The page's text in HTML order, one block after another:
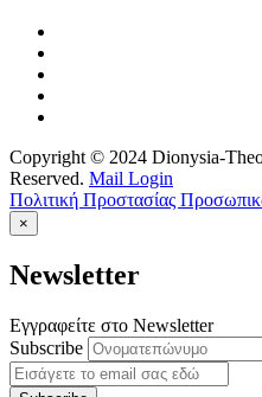
Copyright © 2024 Dionysia-
Reserved. Mail Login
Πολιτική Προστασίας
×
Newsletter
Εγγραφείτε στο Newsletter
Subscribe